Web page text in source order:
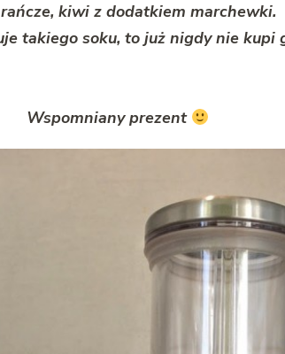
kiwi z dodatkiem marchewki.
takiego soku, to już nigdy nie kupi
Wspomniany prezent